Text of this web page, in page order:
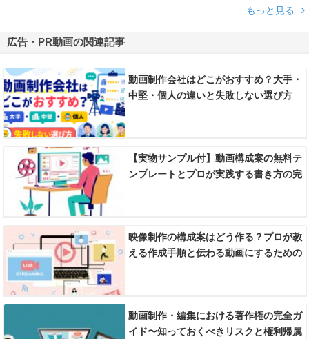
もっと見る
広告・PR動画の関連記事
動画制作会社はどこがおすすめ？大手・
中堅・個人の違いと失敗しない選び方
【実物サンプル付】動画構成案の無料テ
ンプレートとプロが実践する書き方の完
映像制作の構成案はどう作る？プロが教
える作成手順と伝わる動画にするための
動画制作・編集における著作権の完全ガ
イド〜知っておくべきリスクと権利帰属